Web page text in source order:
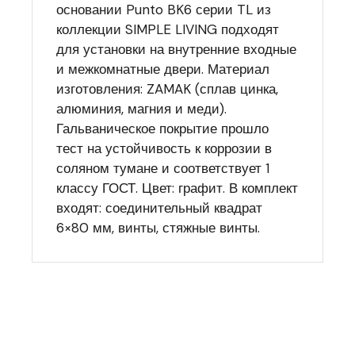
основании Punto BK6 серии TL из
коллекции SIMPLE LIVING подходят
для установки на внутренние входные
и межкомнатные двери. Материал
изготовления: ZAMAK (сплав цинка,
алюминия, магния и меди).
Гальваническое покрытие прошло
тест на устойчивость к коррозии в
соляном тумане и соответствует 1
классу ГОСТ. Цвет: графит. В комплект
входят: соединительный квадрат
6×80 мм, винты, стяжные винты.